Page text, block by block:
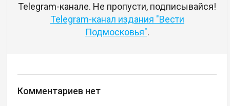
Telegram-канале. Не пропусти, подписывайся!
Telegram-канал издания "Вести
Подмосковья".
Комментариев нет